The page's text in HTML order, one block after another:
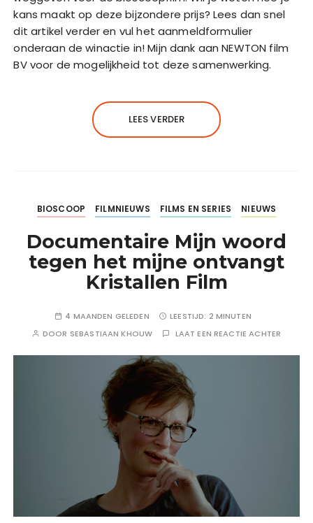
kans maakt op deze bijzondere prijs? Lees dan snel
dit artikel verder en vul het aanmeldformulier
onderaan de winactie in! Mijn dank aan NEWTON film
BV voor de mogelijkheid tot deze samenwerking.
LEES VERDER
BIOSCOOP FILMNIEUWS FILMS EN SERIES NIEUWS
Documentaire Mijn woord
tegen het mijne ontvangt
Kristallen Film
4 MAANDEN GELEDEN LEESTIJD: 2 MINUTEN
DOOR SEBASTIAAN KHOUW LAAT EEN REACTIE ACHTER